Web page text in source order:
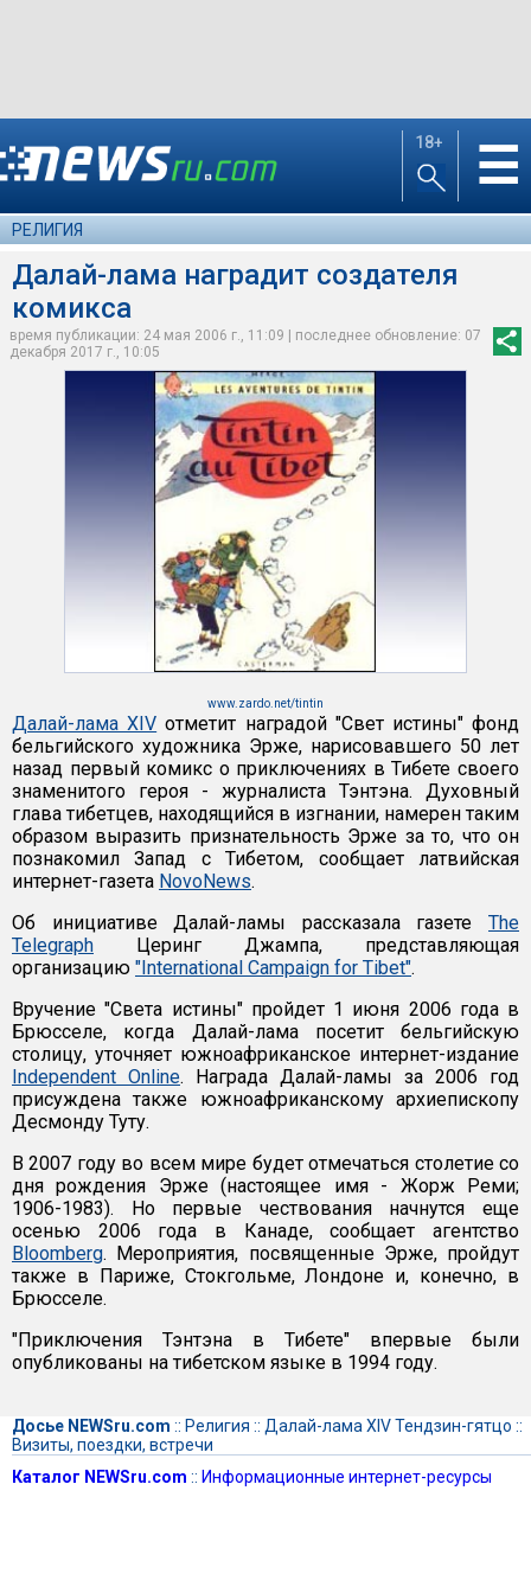
18+ ☰
РЕЛИГИЯ
Далай-лама наградит создателя
комикса
время публикации: 24 мая 2006 г., 11:09 | последнее обновление: 07
декабря 2017 г., 10:05
www.zardo.net/tintin
Далай-лама XIV отметит наградой "Свет истины" фонд
бельгийского художника Эрже, нарисовавшего 50 лет
назад первый комикс о приключениях в Тибете своего
знаменитого героя - журналиста Тэнтэна. Духовный
глава тибетцев, находящийся в изгнании, намерен таким
образом выразить признательность Эрже за то, что он
познакомил Запад с Тибетом, сообщает латвийская
интернет-газета NovoNews.
Об инициативе Далай-ламы рассказала газете The
Telegraph Церинг Джампа, представляющая
организацию "International Campaign for Tibet".
Вручение "Света истины" пройдет 1 июня 2006 года в
Брюсселе, когда Далай-лама посетит бельгийскую
столицу, уточняет южноафриканское интернет-издание
Independent Online. Награда Далай-ламы за 2006 год
присуждена также южноафриканскому архиепископу
Десмонду Туту.
В 2007 году во всем мире будет отмечаться столетие со
дня рождения Эрже (настоящее имя - Жорж Реми;
1906-1983). Но первые чествования начнутся еще
осенью 2006 года в Канаде, сообщает агентство
Bloomberg. Мероприятия, посвященные Эрже, пройдут
также в Париже, Стокгольме, Лондоне и, конечно, в
Брюсселе.
"Приключения Тэнтэна в Тибете" впервые были
опубликованы на тибетском языке в 1994 году.
Досье NEWSru.com :: Религия :: Далай-лама XIV Тендзин-гятцо ::
Визиты, поездки, встречи
Каталог NEWSru.com :: Информационные интернет-ресурсы